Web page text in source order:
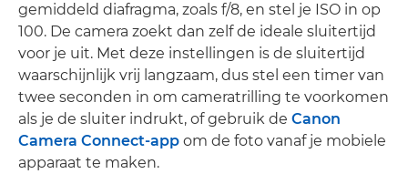
gemiddeld diafragma, zoals f/8, en stel je ISO in op
100. De camera zoekt dan zelf de ideale sluitertijd
voor je uit. Met deze instellingen is de sluitertijd
waarschijnlijk vrij langzaam, dus stel een timer van
twee seconden in om cameratrilling te voorkomen
als je de sluiter indrukt, of gebruik de Canon
Camera Connect-app om de foto vanaf je mobiele
apparaat te maken.